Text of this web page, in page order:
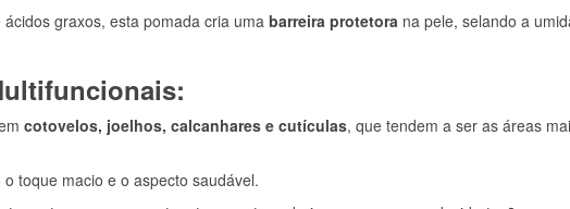
graxos, esta pomada cria uma barreira protetora na pele, selando a
cotovelos, joelhos, calcanhares e cutículas, que tendem a ser as áreas
toque macio e o aspecto saudável.